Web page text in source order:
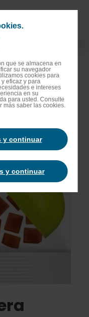
que se almacena en
su navegador
cookies para
eficaz y para
e intereses
en su
para usted. Consulte
más saber las cookies.
y continuar
y continuar